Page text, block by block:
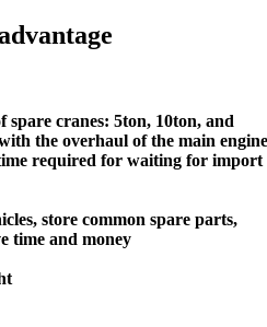
spare cranes: 5ton, 10ton, and
the overhaul of the main
required for waiting for import
store common spare parts,
time and money